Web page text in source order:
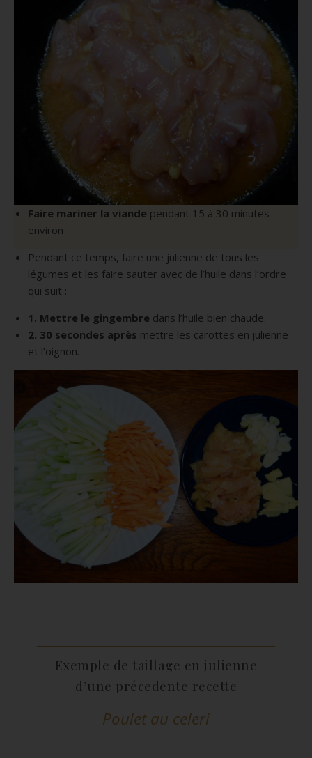
Faire mariner la viande pendant 15 à 30 minutes
environ
Pendant ce temps, faire une julienne de tous les
légumes et les faire sauter avec de l’huile dans l’ordre
qui suit :
1. Mettre le gingembre dans l’huile bien chaude.
2. 30 secondes après mettre les carottes en julienne
et l’oignon.
Exemple de taillage en julienne
d’une précedente recette
Poulet au celeri